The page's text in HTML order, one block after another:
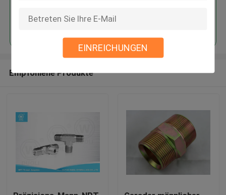
EINREICHUNGEN
Fortsetzen
Empfohlene Produkte